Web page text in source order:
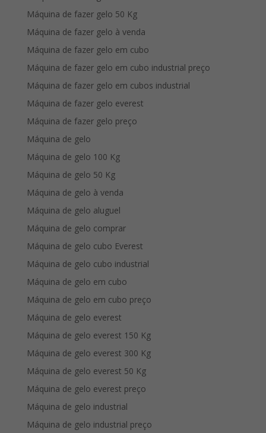
Máquina de fazer gelo 50 Kg
Máquina de fazer gelo à venda
Máquina de fazer gelo em cubo
Máquina de fazer gelo em cubo industrial preço
Máquina de fazer gelo em cubos industrial
Máquina de fazer gelo everest
Máquina de fazer gelo preço
Máquina de gelo
Máquina de gelo 100 Kg
Máquina de gelo 50 Kg
Máquina de gelo à venda
Máquina de gelo aluguel
Máquina de gelo comprar
Máquina de gelo cubo Everest
Máquina de gelo cubo industrial
Máquina de gelo em cubo
Máquina de gelo em cubo preço
Máquina de gelo everest
Máquina de gelo everest 150 Kg
Máquina de gelo everest 300 Kg
Máquina de gelo everest 50 Kg
Máquina de gelo everest preço
Máquina de gelo industrial
Máquina de gelo industrial preço